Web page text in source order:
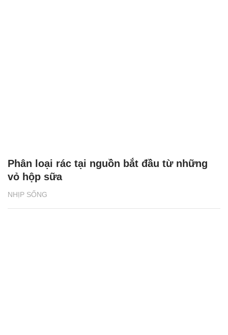
NHỊP SỐNG
Phân loại rác tại nguồn bắt đầu từ những
vỏ hộp sữa